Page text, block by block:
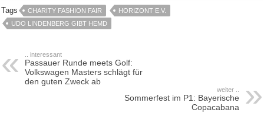
Tags CHARITY FASHION FAIR
HORIZONT E.V.
UDO LINDENBERG GIBT HEMD
.. interessant
Passauer Runde meets Golf:
Volkswagen Masters schlägt für
den guten Zweck ab
weiter ..
Sommerfest im P1: Bayerische
Copacabana